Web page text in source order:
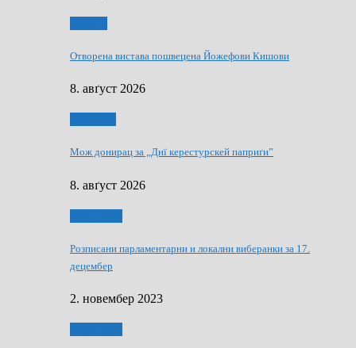
Отворена вистава пошвецена Йожефови Кишови
8. авґуст 2026
Мож донирац за „Днї керестурскей паприґи”
8. авґуст 2026
Розписани парламентарни и локални виберанки за 17.
децембер
2. новембер 2023